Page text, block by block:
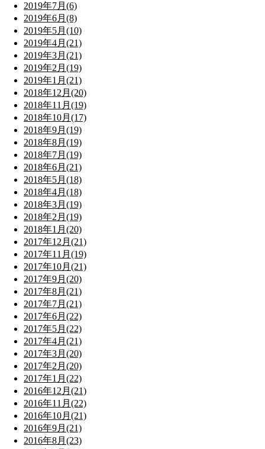
2019年7月(6)
2019年6月(8)
2019年5月(10)
2019年4月(21)
2019年3月(21)
2019年2月(19)
2019年1月(21)
2018年12月(20)
2018年11月(19)
2018年10月(17)
2018年9月(19)
2018年8月(19)
2018年7月(19)
2018年6月(21)
2018年5月(18)
2018年4月(18)
2018年3月(19)
2018年2月(19)
2018年1月(20)
2017年12月(21)
2017年11月(19)
2017年10月(21)
2017年9月(20)
2017年8月(21)
2017年7月(21)
2017年6月(22)
2017年5月(22)
2017年4月(21)
2017年3月(20)
2017年2月(20)
2017年1月(22)
2016年12月(21)
2016年11月(22)
2016年10月(21)
2016年9月(21)
2016年8月(23)